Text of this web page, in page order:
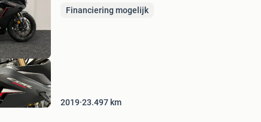
kentekenplaathouder - buddy zitje - eventueel terug
Financiering mogelijk
2019 23.497 km